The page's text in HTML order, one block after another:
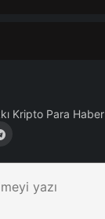
Kripto Para Haber